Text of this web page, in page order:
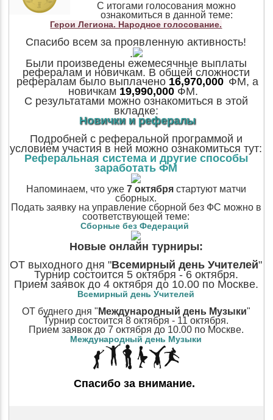
С итогами голосования можно
ознакомиться в данной теме:
Герои Легиона. Народное голосование.
Спасибо всем за проявленную активность!
.
Были произведены ежемесячные выплаты
рефералам и новичкам. В общей сложности
рефералам было выплачено 16,970,000 ФМ, а
новичкам 19,990,000ФМ.
С результатами можно ознакомиться в этой
вкладке:
Новички и рефералы
Подробней с реферальной программой и
условием участия в ней можно ознакомиться тут:
Реферальная система и другие способы
заработать ФМ
Напоминаем, что уже 7 октябрястартуют матчи
сборных.
Подать заявку на управление сборной без ФС можно в
соответствующей теме:
Сборные без Федераций
Новые онлайн турниры:
ОТ выходного дня "Всемирный день Учителей"
Турнир состоится 5 октября - 6 октября.
Прием заявок до 4 октября до 10.00 по Москве.
Всемирный день Учителей
ОТ буднего дня " Международный день Музыки"
Турнир состоится 8 октября - 11 октября.
Прием заявок до 7 октября до 10.00 по Москве.
Международный день Музыки
Спасибо за внимание.